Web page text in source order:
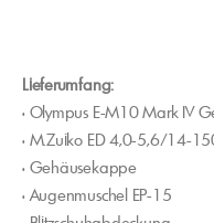
Lieferumfang:
• Olympus E-M10 Mark IV
• M.Zuiko ED 4,0-5,6/14-
• Gehäusekappe
• Augenmuschel EP-15